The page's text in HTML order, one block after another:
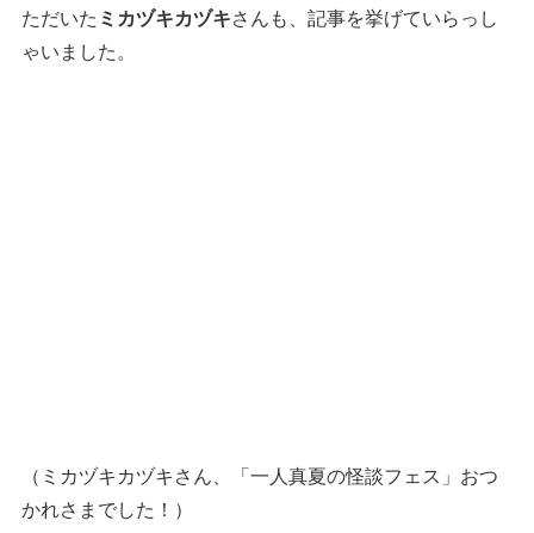
ただいた ミカヅキカヅキさんも、記事を挙げていらっし
ゃいました。
（ミカヅキカヅキさん、「一人真夏の怪談フェス」おつ
かれさまでした！）